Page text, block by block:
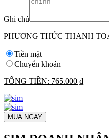
Ghi chú
PHƯƠNG THỨC THANH
Tiền mặt
Chuyển khoản
TỔNG TIỀN: 765.000 ₫
MUA NGAY